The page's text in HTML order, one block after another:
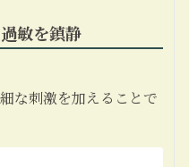
敏を鎮静
な刺激を加えることで